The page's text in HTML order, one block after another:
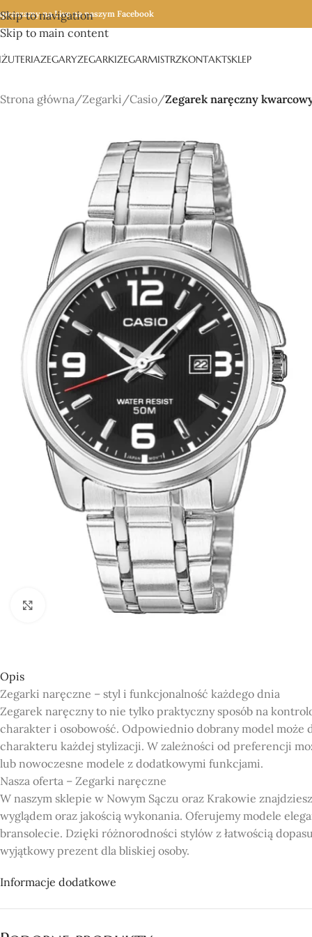
Skip to navigation
Skip to main content
na Live na naszym Facebook
ZEGARYZEGARKIZEGARMISTRZKONTAKTSKLEP
Strona główna/Zegarki /Casio/Zegarek naręczny
Click to enlarge
Opis
Zegarki naręczne – styl i funkcjonalność każdego dnia
Zegarek naręczny to nie tylko praktyczny sposób na
charakter i osobowość. Odpowiednio dobrany model
charakteru każdej stylizacji. W zależności od preferencji
lub nowoczesne modele z dodatkowymi funkcjami.
Nasza oferta – Zegarki naręczne
W naszym sklepie w Nowym Sączu oraz Krakowie
wyglądem oraz jakością wykonania. Oferujemy modele
bransolecie. Dzięki różnorodności stylów z łatwością
wyjątkowy prezent dla bliskiej osoby.
Bogata oferta: Oferujemy szeroki wybór zegarków
Informacje dodatkowe